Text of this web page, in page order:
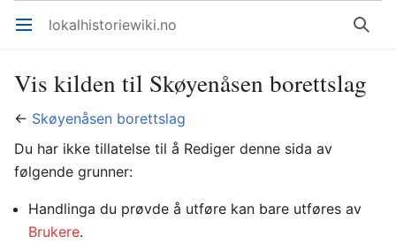
Åpne hovedmenyen lokalhistoriewiki.no Søk
Vis kilden til Skøyenåsen borettslag
← Skøyenåsen borettslag
Du har ikke tillatelse til å Rediger denne sida av
følgende grunner:
Handlinga du prøvde å utføre kan bare utføres av
Brukere.